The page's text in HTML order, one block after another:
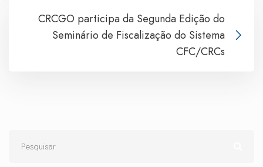
CRCGO participa da Segunda Edição do
Seminário de Fiscalização do Sistema
CFC/CRCs